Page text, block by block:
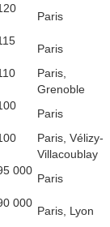
Paris
Paris
Paris,
Grenoble
Paris
Paris, Vélizy-
Villacoublay
000
Paris
000
Paris, Lyon